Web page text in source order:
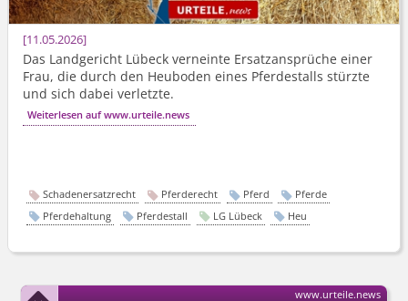
11.05.2026
Das Landgericht Lübeck verneinte Ersatzansprüche einer
Frau, die durch den Heuboden eines Pferdestalls stürzte
und sich dabei verletzte.
Weiterlesen auf www.urteile.news
Schadenersatzrecht Pferderecht Pferd
Pferde
Pferdehaltung
Pferdestall LG Lübeck Heu
www.urteile.news